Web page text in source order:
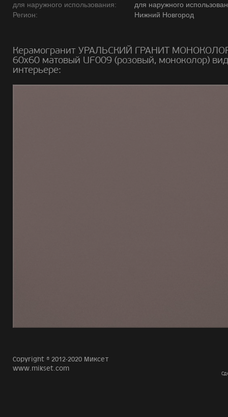
для наружного использования:
для наружного
Регион:
Нижний Новгород
Керамогранит УРАЛЬСКИЙ ГРАНИТ
60х60 матовый UF009 (розовый, моноколор)
интерьере:
Copyright © 2012-2020 Миксет
www.mikset.com